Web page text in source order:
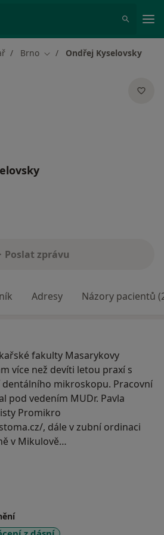
Brno Změna města
Ondřej Kyselovsky
Poslat zprávu
Adresy Názory pacientů
fakulty Masarykovy
více než devíti letou praxí s
mikroskopu. Pracovní
pod vedením MUDr. Pavla
Promikro
, dále v zubní ordinaci
v Mikulově
.
ošetření, které Vám udrží
chrupu.“